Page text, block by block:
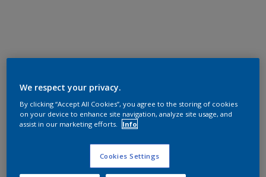
We respect your privacy.
By clicking “Accept All Cookies”, you agree to the storing of cookies
on your device to enhance site navigation, analyze site usage, and
assist in our marketing efforts.
Info
Cookies Settings